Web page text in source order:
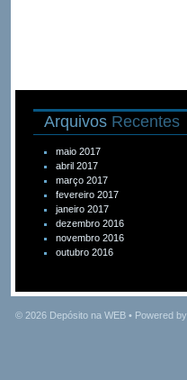
Arquivos Recentes
maio 2017
abril 2017
março 2017
fevereiro 2017
janeiro 2017
dezembro 2016
novembro 2016
outubro 2016
© 2026 Depósito na WEB • Powered by